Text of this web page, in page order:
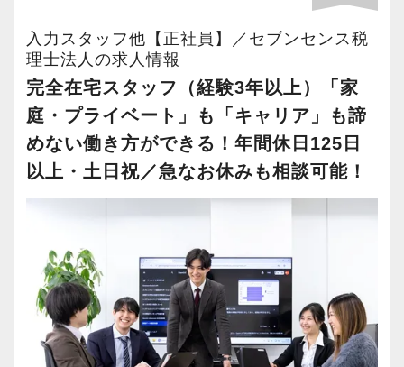
・繁忙期も月30～40h程度
・男性の育休取得率100％
・テレワーク導入済み
・全席デュアルモニタ完備
＜幅広い経験・成長環境＞
・9割が紹介の安定基盤
・個人～大企業まで幅広く経験可能
・税務顧問＋資産税に関与
・相続／事業承継／M&Aにも対応
入力スタッフ他【正社員】／セブンセンス税
理士法人の求人情報
完全在宅スタッフ（経験3年以上）「家
庭・プライベート」も「キャリア」も諦
めない働き方ができる！年間休日125日
以上・土日祝／急なお休みも相談可能！